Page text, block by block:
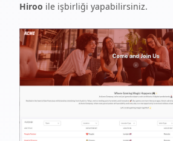
Hiroo ile işbirliği yapabilirsiniz.